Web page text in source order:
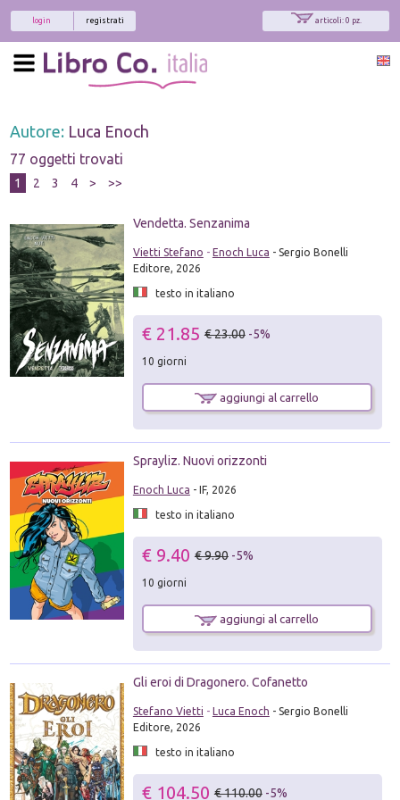
articoli: 0 pz.
registrati
login
Autore: Luca Enoch
77 oggetti trovati
1 2 3 4 > >>
Vendetta. Senzanima
Vietti Stefano - Enoch Luca - Sergio Bonelli
Editore, 2026
testo in italiano
€ 21.85 € 23.00 -5%
10 giorni
aggiungi al carrello
Sprayliz. Nuovi orizzonti
Enoch Luca - IF, 2026
testo in italiano
€ 9.40 € 9.90 -5%
10 giorni
aggiungi al carrello
Gli eroi di Dragonero. Cofanetto
Stefano Vietti - Luca Enoch - Sergio Bonelli
Editore, 2026
testo in italiano
€ 104.50 € 110.00 -5%